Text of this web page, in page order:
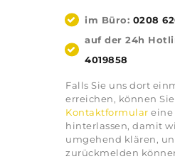
SERVICES
KONTAKT
PORTFOLIO
ÜBER UNS
im Büro: 0208
auf der 24h
4019858
Falls Sie uns dort
erreichen, können
Kontaktformular eine
hinterlassen, damit
umgehend klären,
zurückmelden